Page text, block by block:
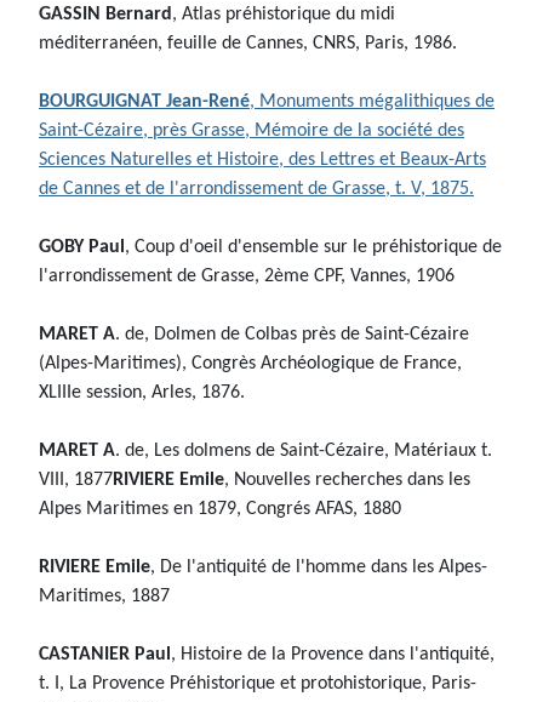
GASSIN Bernard, Atlas préhistorique du midi
méditerranéen, feuille de Cannes, CNRS, Paris, 1986.
BOURGUIGNAT Jean-René, Monuments mégalithiques de
Saint-Cézaire, près Grasse, Mémoire de la société des
Sciences Naturelles et Histoire, des Lettres et Beaux-Arts
de Cannes et de l'arrondissement de Grasse, t. V, 1875.
GOBY Paul, Coup d'oeil d'ensemble sur le préhistorique de
l'arrondissement de Grasse, 2ème CPF, Vannes, 1906
MARET A. de, Dolmen de Colbas près de Saint-Cézaire
(Alpes-Maritimes), Congrès Archéologique de France,
XLIIIe session, Arles, 1876.
MARET A. de, Les dolmens de Saint-Cézaire, Matériaux t.
VIII, 1877RIVIERE Emile, Nouvelles recherches dans les
Alpes Maritimes en 1879, Congrés AFAS, 1880
RIVIERE Emile, De l'antiquité de l'homme dans les Alpes-
Maritimes, 1887
CASTANIER Paul, Histoire de la Provence dans l'antiquité,
t. I, La Provence Préhistorique et protohistorique, Paris-